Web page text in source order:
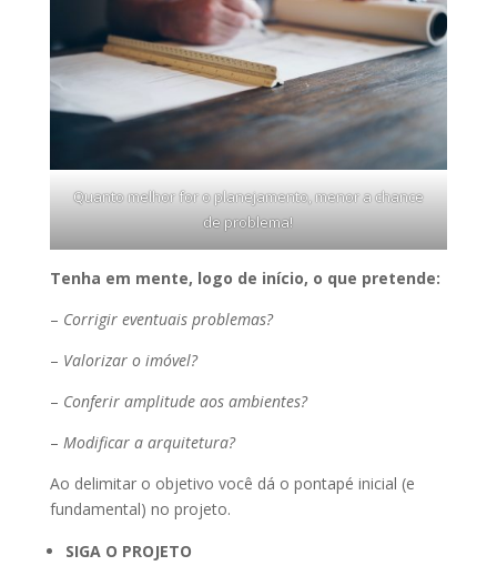
Quanto melhor for o planejamento, menor a chance
de problema!
Tenha em mente, logo de início, o que pretende:
– Corrigir eventuais problemas?
– Valorizar o imóvel?
– Conferir amplitude aos ambientes?
– Modificar a arquitetura?
Ao delimitar o objetivo você dá o pontapé inicial (e
fundamental) no projeto.
SIGA O PROJETO